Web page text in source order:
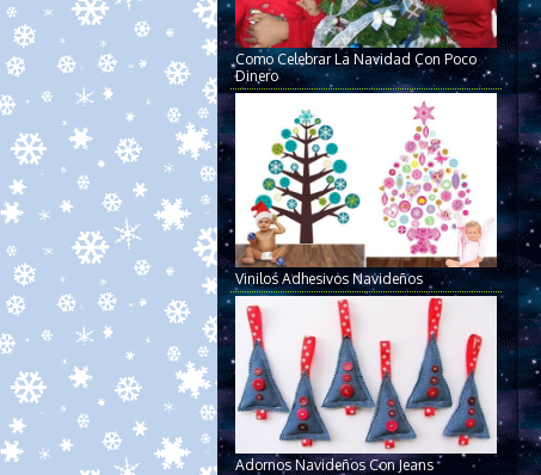
Como Celebrar La Navidad Con Poco
Dinero
Vinilos Adhesivos Navideños
Adornos Navideños Con Jeans